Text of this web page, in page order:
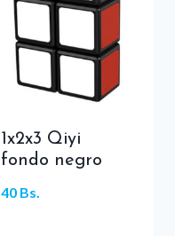
1x2x3 Qiyi
fondo negro
40 Bs.